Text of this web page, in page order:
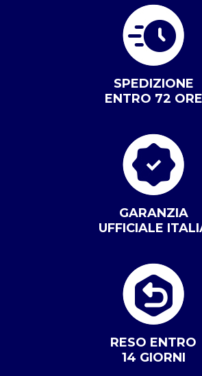
SPEDIZIONE
ENTRO 72 ORE
GARANZIA
UFFICIALE
RESO ENTRO
14 GIORNI